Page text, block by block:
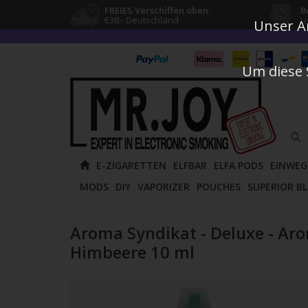
FREIES Verschiffen oben:
€38,- Deutschland
die
Pfeile
und
E-ZIGARETTEN ELFBAR ELFA PODS
MODS DIY VAPORIZER POUCHES SUPERIOR
Aroma Syndikat - Deluxe -
Himbeere 10 ml
Unser
Um diese